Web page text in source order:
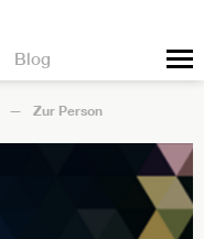
Blog
Zur Person